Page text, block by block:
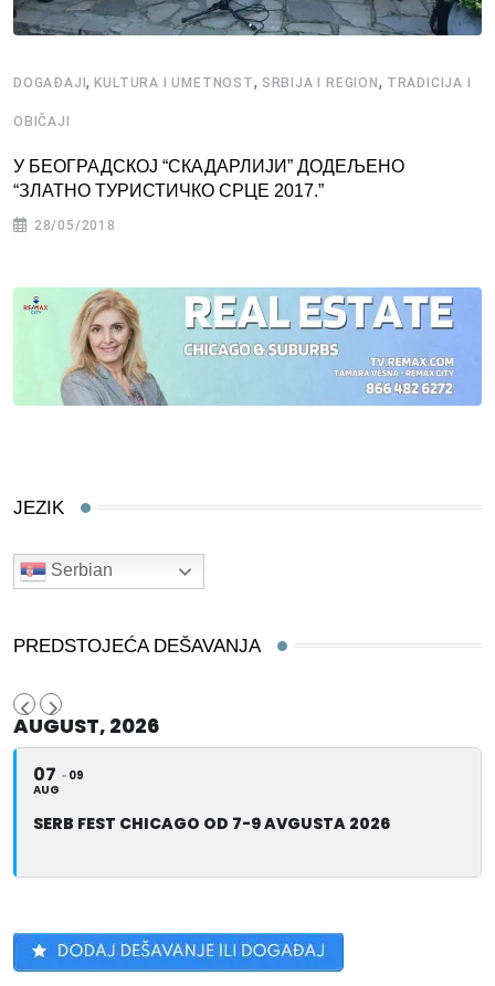
DOGAĐAJI,KULTURA I UMETNOST, SRBIJA I REGION , TRADICIJA I
OBIČAJI
У БЕОГРАДСКОЈ “СКАДАРЛИЈИ” ДОДЕЉЕНО
“ЗЛАТНО ТУРИСТИЧКО СРЦЕ 2017.”
28/05/2018
JEZIK
Serbian
PREDSTOJEĆA DEŠAVANJA
AUGUST, 2026
07
AUG
09
SERB FEST CHICAGO OD 7-9 AVGUSTA 2026